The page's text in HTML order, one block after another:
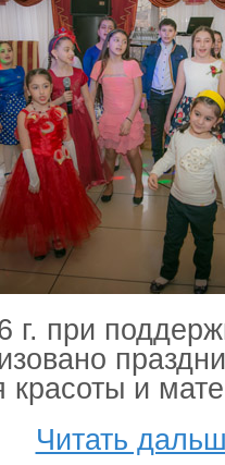
г. при
красоты и
Читать